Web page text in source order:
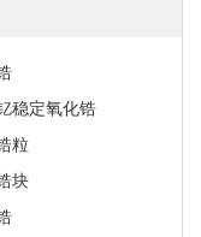
稳定氧化锆
粒
块